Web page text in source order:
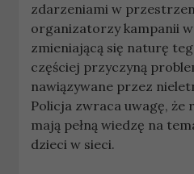
zdarzeniami w
organizatorzy kampanii
zmieniającą się naturę
częściej przyczyną
nawiązywane przez
Policja zwraca uwagę, że
mają pełną wiedzę na
dzieci w sieci.